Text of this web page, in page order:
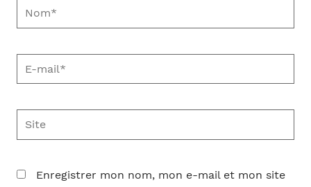
Nom*
E-
mail*
Site
Enregistrer mon nom, mon e-mail et mon site